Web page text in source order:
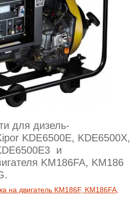
для дизель-
KDE6500E, KDE6500X,
и
KM186FA, KM186
на двигатель KM186F, KM186FA,